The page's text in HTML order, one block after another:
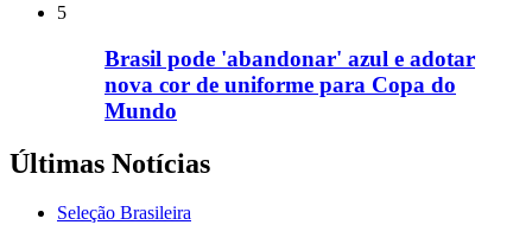
5
Brasil pode 'abandonar' azul e adotar
nova cor de uniforme para Copa do
Mundo
Últimas Notícias
Seleção Brasileira